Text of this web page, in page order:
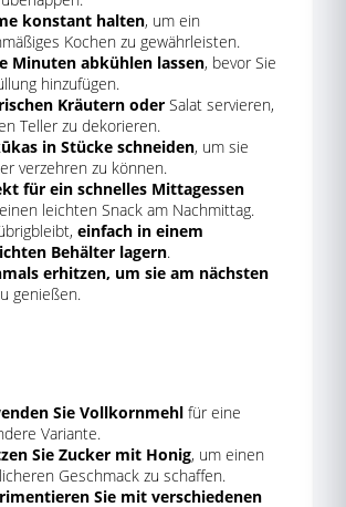
konstant halten, um ein
Kochen zu gewährleisten.
Minuten abkühlen lassen, bevor Sie
hinzufügen.
Kräutern oder Salat servieren,
Teller zu dekorieren.
in Stücke schneiden, um sie
verzehren zu können.
für ein schnelles Mittagessen
leichten Snack am Nachmittag.
einfach in einem
Behälter lagern.
erhitzen, um sie am nächsten
genießen.
Sie Vollkornmehl für eine
Variante.
Sie Zucker mit Honig, um einen
Geschmack zu schaffen.
Sie mit verschiedenen